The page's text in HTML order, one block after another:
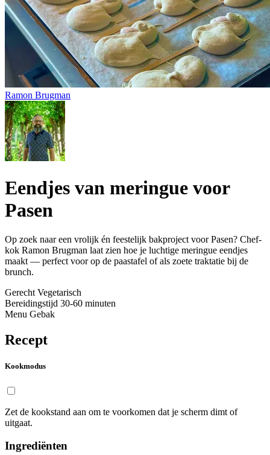
Ramon Brugman
Eendjes van meringue voor
Pasen
Op zoek naar een vrolijk én feestelijk bakproject voor Pasen? Chef-
kok Ramon Brugman laat zien hoe je luchtige meringue eendjes
maakt — perfect voor op de paastafel of als zoete traktatie bij de
brunch.
Gerecht Vegetarisch
Bereidingstijd 30-60 minuten
Menu Gebak
Recept
Kookmodus
Zet de kookstand aan om te voorkomen dat je scherm dimt of
uitgaat.
Ingrediënten